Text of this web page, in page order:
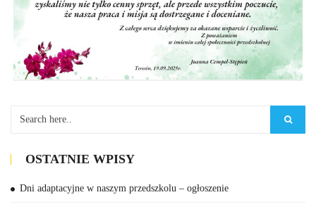
OSTATNIE WPISY
Dni adaptacyjne w naszym przedszkolu – ogłoszenie